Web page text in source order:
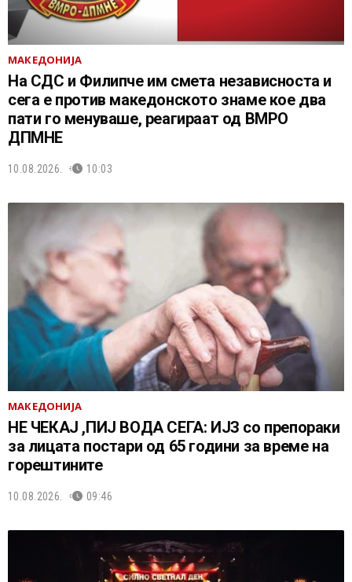
МАКЕДОНИЈА
На СДС и Филипче им смета независноста и
сега е против македонското знаме кое два
пати го менуваше, реагираат од ВМРО
ДПМНЕ
10.08.2026. 10:03
МАКЕДОНИЈА
НЕ ЧEКАЈ ,ПИЈ ВОДА СЕГА: ИЈЗ со препораки
за лицата постари од 65 години за време на
горештините
10.08.2026. 09:46